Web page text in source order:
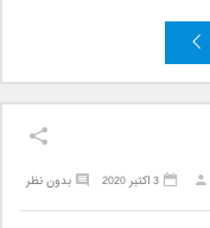
بدون نظر 3 اکتبر 2020